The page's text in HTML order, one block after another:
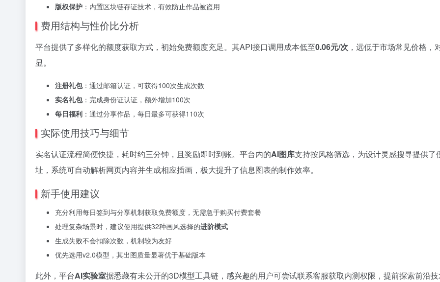
版权保护 ：内置区块链存证技术，有效防止作品被盗用
费用结构与性价比分析
平台提供了多样化的额度获取方式，初始免费额度充足。其API接口调用成本低至0.06元/次 ，远低于市场常见价格
显。
注册礼包：通过邮箱认证，可获得100次生成次数
实名礼包：完成身份证认证，额外增加100次
每日福利 ：通过分享作品，每日最多可获得110次
实际使用技巧与细节
实名认证流程简便快捷，耗时约三分钟，且奖励即时到账。平台内的AI图库支持按风格筛选，为设计灵感搜寻提供
址，系统可自动解析网页内容并生成相应插画，极大提升了信息图表的制作效率。
新手使用建议
充分利用每日签到与分享机制获取免费额度，无需急于购买付费套餐
处理复杂场景时，建议使用提供32种画风选择的进阶模式
生成失败不会扣除次数，机制较为友好
优先选用v2.0模型，其出图质量显著优于基础版本
此外，平台AI实验室据悉藏有未公开的3D模型工具链，感兴趣的用户可尝试联系客服获取内测权限，提前探索前沿